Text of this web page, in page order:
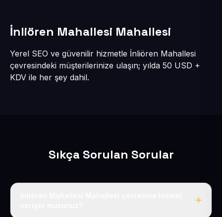
İnliören Mahallesi Mahallesi
Yerel SEO ve güvenilir hizmetle İnliören Mahallesi
çevresindeki müşterilerinize ulaşın; yılda 50 USD +
KDV ile her şey dahil.
Sıkça Sorulan Sorular